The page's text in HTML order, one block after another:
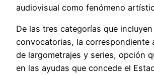
audiovisual como fenómeno
De las tres categorías que
convocatorias, la correspondiente
de largometrajes y series, opción
en las ayudas que concede el